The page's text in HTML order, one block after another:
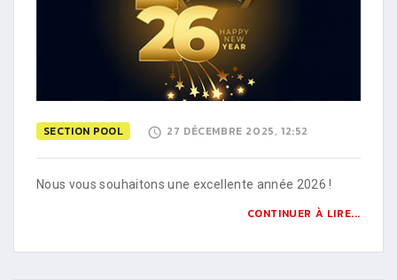
SECTION POOL 27 DÉCEMBRE 2025, 12:52
Nous vous souhaitons une excellente année 2026 !
CONTINUER À LIRE...